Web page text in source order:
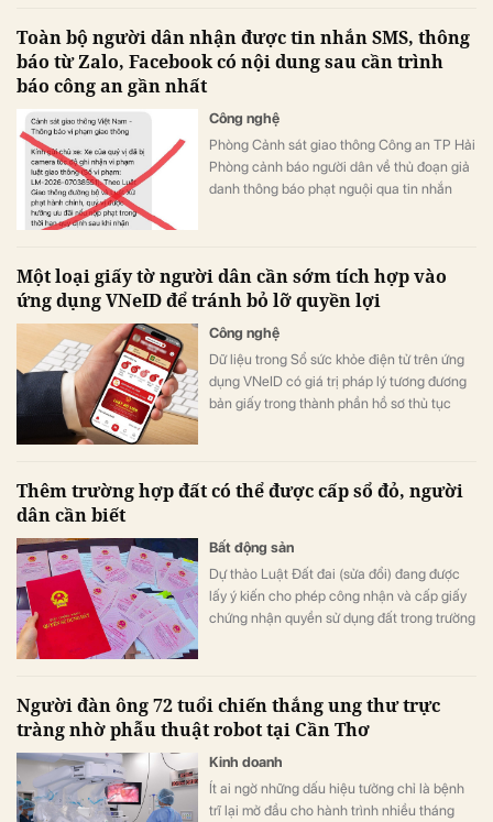
Toàn bộ người dân nhận được tin nhắn SMS, thông
báo từ Zalo, Facebook có nội dung sau cần trình
báo công an gần nhất
Công nghệ
Phòng Cảnh sát giao thông Công an TP Hải
Phòng cảnh báo người dân về thủ đoạn giả
danh thông báo phạt nguội qua tin nhắn
Một loại giấy tờ người dân cần sớm tích hợp vào
ứng dụng VNeID để tránh bỏ lỡ quyền lợi
Công nghệ
Dữ liệu trong Sổ sức khỏe điện tử trên ứng
dụng VNeID có giá trị pháp lý tương đương
bản giấy trong thành phần hồ sơ thủ tục
Thêm trường hợp đất có thể được cấp sổ đỏ, người
dân cần biết
Bất động sản
Dự thảo Luật Đất đai (sửa đổi) đang được
lấy ý kiến cho phép công nhận và cấp giấy
chứng nhận quyền sử dụng đất trong trường
Người đàn ông 72 tuổi chiến thắng ung thư trực
tràng nhờ phẫu thuật robot tại Cần Thơ
Kinh doanh
Ít ai ngờ những dấu hiệu tưởng chỉ là bệnh
trĩ lại mở đầu cho hành trình nhiều tháng